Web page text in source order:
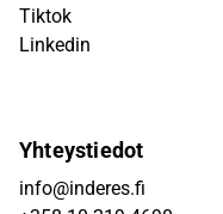
Tiktok
Linkedin
Yhteystiedot
info@inderes.fi